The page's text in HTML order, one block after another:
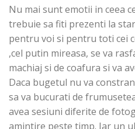
Nu mai sunt emotii in ceea
trebuie sa fiti prezenti la
pentru voi si pentru toti cei
,cel putin mireasa, se va
machiaj si de coafura si va
Daca bugetul nu va
sa va bucurati de
avea sesiuni diferite de
amintire peste timp. Iar un